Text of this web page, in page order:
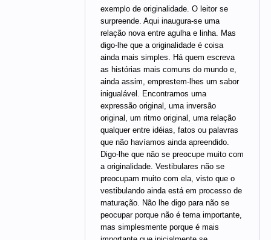
exemplo de originalidade. O leitor se
surpreende. Aqui inaugura-se uma
relação nova entre agulha e linha. Mas
digo-lhe que a originalidade é coisa
ainda mais simples. Há quem escreva
as histórias mais comuns do mundo e,
ainda assim, emprestem-lhes um sabor
inigualável. Encontramos uma
expressão original, uma inversão
original, um ritmo original, uma relação
qualquer entre idéias, fatos ou palavras
que não havíamos ainda apreendido.
Digo-lhe que não se preocupe muito com
a originalidade. Vestibulares não se
preocupam muito com ela, visto que o
vestibulando ainda está em processo de
maturação. Não lhe digo para não se
peocupar porque não é tema importante,
mas simplesmente porque é mais